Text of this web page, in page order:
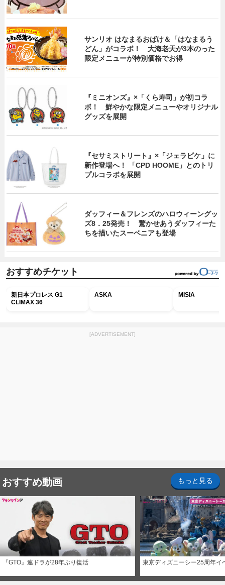
サンリオ はなまるおばけ＆「はなまるう
どん」がコラボ！ 大海老天が3本のった
限定メニューが特別価格でお得
『ミニオンズ』×「くら寿司」が初コラ
ボ！ 鮮やかな限定メニューやオリジナル
グッズを展開
『セサミストリート』×「ジェラピケ」に
新作登場へ！ 「CPD HOOME」とのトリ
プルコラボを展開
ダッフィー＆フレンズのハロウィーングッ
ズ8．25発売！ 驚かせあうダッフィーた
ちを描いたスーベニアも登場
おすすめチケット
新日本プロレス G1
CLIMAX 36
ASKA MISIA
[ADVERTISEMENT]
おすすめ動画 もっと見る
『GTO』連ドラが28年ぶり復活 東京ディズニーシー25周年イ